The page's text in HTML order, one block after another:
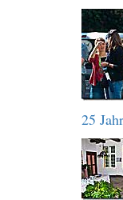
25